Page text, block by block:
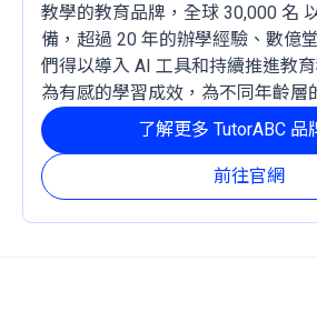
教學的教育品牌，全球 30,000 名
備，超過 20 年的辦學經驗、數億
們得以導入 AI 工具和持續推進教
為有感的學習成效，為不同年齡層
定且有效的成長路徑。
前往官網
了解更多 TutorABC 品